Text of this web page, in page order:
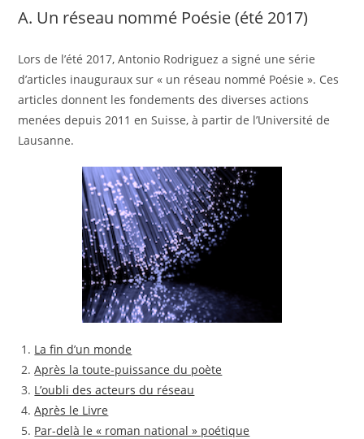
A. Un réseau nommé Poésie (été 2017)
Lors de l’été 2017, Antonio Rodriguez a signé une série
d’articles inauguraux sur « un réseau nommé Poésie ». Ces
articles donnent les fondements des diverses actions
menées depuis 2011 en Suisse, à partir de l’Université de
Lausanne.
La fin d’un monde
Après la toute-puissance du poète
L’oubli des acteurs du réseau
Après le Livre
Par-delà le « roman national » poétique